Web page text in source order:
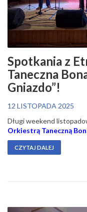
Spotkania z
Taneczna
Gniazdo”!
12 LISTOPADA 2025
Długi weekend
Orkiestrą Taneczną
CZYTAJ DALEJ